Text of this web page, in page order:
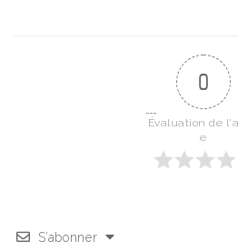
0
Évaluation de
e
S’abonner